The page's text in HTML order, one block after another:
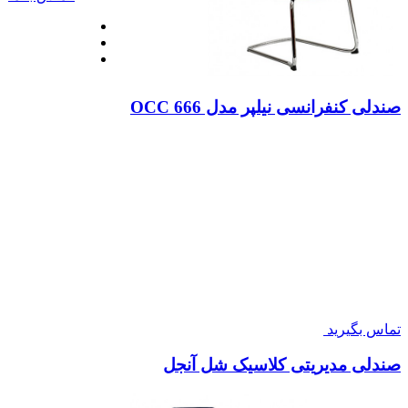
صندلی کنفرانسی نیلپر مدل OCC 666
تماس بگیرید
صندلی مدیریتی کلاسیک شل آنجل